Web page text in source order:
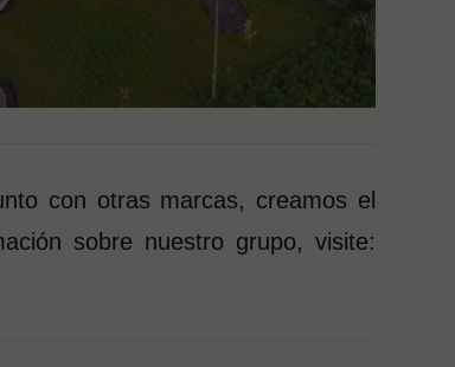
con otras marcas, creamos el
sobre nuestro grupo, visite: